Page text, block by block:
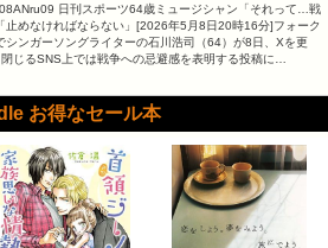
日刊スポーツ64歳ミュージシャン「それって…戦
止めなければならない」[2026年5月8日20時16分]フォーク
シンガーソングライターの石川浩司（64）が8日、Xを更
るSNS上では戦争への忌避感を表明する投稿に…
お得なセール本